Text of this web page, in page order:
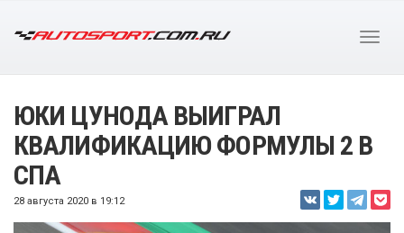
ЮКИ ЦУНОДА ВЫИГРАЛ
КВАЛИФИКАЦИЮ ФОРМУЛЫ 2 В
СПА
28 августа 2020 в 19:12